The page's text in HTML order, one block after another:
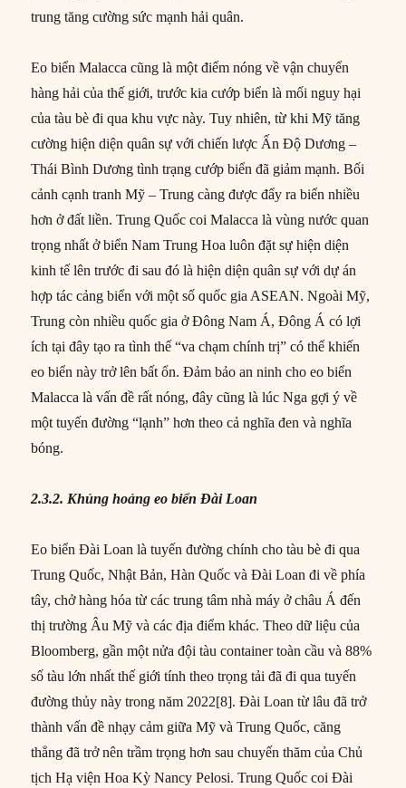
trung tăng cường sức mạnh hải quân.
Eo biển Malacca cũng là một điểm nóng về vận chuyển
hàng hải của thế giới, trước kia cướp biển là mối nguy hại
của tàu bè đi qua khu vực này. Tuy nhiên, từ khi Mỹ tăng
cường hiện diện quân sự với chiến lược Ấn Độ Dương –
Thái Bình Dương tình trạng cướp biển đã giảm mạnh. Bối
cảnh cạnh tranh Mỹ – Trung càng được đẩy ra biển nhiều
hơn ở đất liền. Trung Quốc coi Malacca là vùng nước quan
trọng nhất ở biển Nam Trung Hoa luôn đặt sự hiện diện
kinh tế lên trước đi sau đó là hiện diện quân sự với dự án
hợp tác cảng biển với một số quốc gia ASEAN. Ngoài Mỹ,
Trung còn nhiều quốc gia ở Đông Nam Á, Đông Á có lợi
ích tại đây tạo ra tình thế “va chạm chính trị” có thể khiến
eo biển này trở lên bất ổn. Đảm bảo an ninh cho eo biển
Malacca là vấn đề rất nóng, đây cũng là lúc Nga gợi ý về
một tuyến đường “lạnh” hơn theo cả nghĩa đen và nghĩa
bóng.
2.3.2. Khủng hoảng eo biển Đài Loan
Eo biển Đài Loan là tuyến đường chính cho tàu bè đi qua
Trung Quốc, Nhật Bản, Hàn Quốc và Đài Loan đi về phía
tây, chở hàng hóa từ các trung tâm nhà máy ở châu Á đến
thị trường Âu Mỹ và các địa điểm khác. Theo dữ liệu của
Bloomberg, gần một nửa đội tàu container toàn cầu và 88%
số tàu lớn nhất thế giới tính theo trọng tải đã đi qua tuyến
đường thủy này trong năm 2022[8]. Đài Loan từ lâu đã trở
thành vấn đề nhạy cảm giữa Mỹ và Trung Quốc, căng
thẳng đã trở nên trầm trọng hơn sau chuyến thăm ​​của Chủ
tịch Hạ viện Hoa Kỳ Nancy Pelosi. Trung Quốc coi Đài